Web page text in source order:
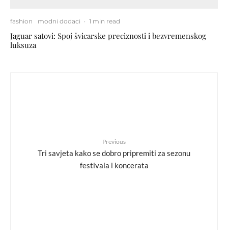
fashion modni dodaci · 1 min read
Jaguar satovi: Spoj švicarske preciznosti i bezvremenskog
luksuza
Previous
Tri savjeta kako se dobro pripremiti za sezonu
festivala i koncerata